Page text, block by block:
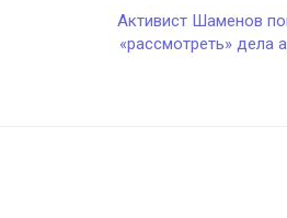
Активист Шаменов
«рассмотреть» дела